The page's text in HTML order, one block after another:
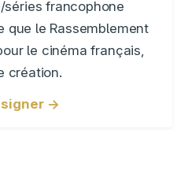
francophone
que le Rassemblement
le cinéma français,
création.
→